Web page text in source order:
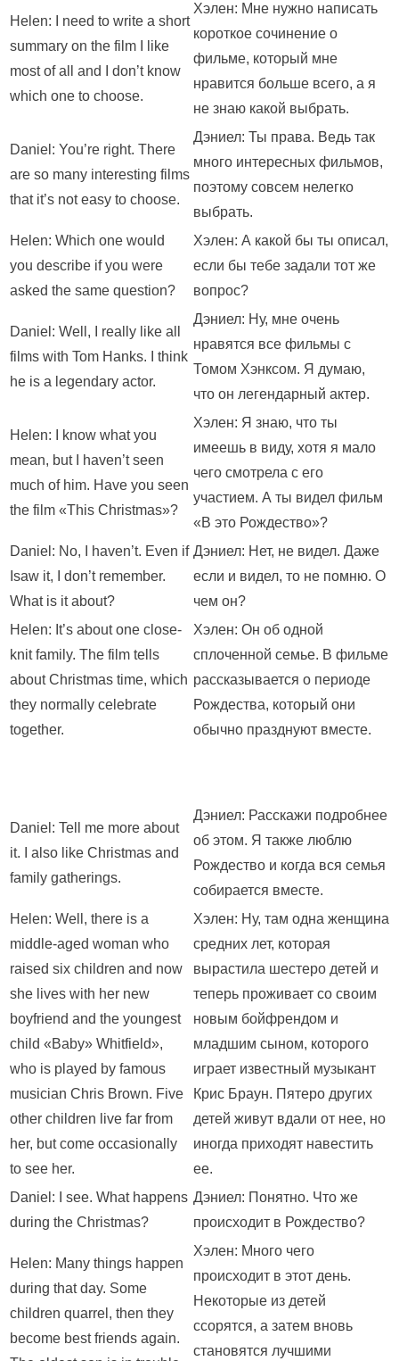
Helen: I need to write a short
summary on the film I like
most of all and I don’t know
which one to choose.
Хэлен: Мне нужно написать
короткое сочинение о
фильме, который мне
нравится больше всего, а я
не знаю какой выбрать.
Daniel: You’re right. There
are so many interesting films
that it’s not easy to choose.
Дэниел: Ты права. Ведь так
много интересных фильмов,
поэтому совсем нелегко
выбрать.
Helen: Which one would
you describe if you were
asked the same question?
Хэлен: А какой бы ты описал,
если бы тебе задали тот же
вопрос?
Daniel: Well, I really like all
films with Tom Hanks. I think
he is a legendary actor.
Дэниел: Ну, мне очень
нравятся все фильмы с
Томом Хэнксом. Я думаю,
что он легендарный актер.
Helen: I know what you
mean, but I haven’t seen
much of him. Have you seen
the film «This Christmas»?
Хэлен: Я знаю, что ты
имеешь в виду, хотя я мало
чего смотрела с его
участием. А ты видел фильм
«В это Рождество»?
Daniel: No, I haven’t. Even if
Isaw it, I don’t remember.
What is it about?
Дэниел: Нет, не видел. Даже
если и видел, то не помню. О
чем он?
Helen: It’s about one close-
knit family. The film tells
about Christmas time, which
they normally celebrate
together.
Хэлен: Он об одной
сплоченной семье. В фильме
рассказывается о периоде
Рождества, который они
обычно празднуют вместе.
Daniel: Tell me more about
it. I also like Christmas and
family gatherings.
Дэниел: Расскажи подробнее
об этом. Я также люблю
Рождество и когда вся семья
собирается вместе.
Helen: Well, there is a
middle-aged woman who
raised six children and now
she lives with her new
boyfriend and the youngest
child «Baby» Whitfield»,
who is played by famous
musician Chris Brown. Five
other children live far from
her, but come occasionally
to see her.
Хэлен: Ну, там одна женщина
средних лет, которая
вырастила шестеро детей и
теперь проживает со своим
новым бойфрендом и
младшим сыном, которого
играет известный музыкант
Крис Браун. Пятеро других
детей живут вдали от нее, но
иногда приходят навестить
ее.
Daniel: I see. What happens
during the Christmas?
Дэниел: Понятно. Что же
происходит в Рождество?
Helen: Many things happen
during that day. Some
children quarrel, then they
become best friends again.
Хэлен: Много чего
происходит в этот день.
Некоторые из детей
ссорятся, а затем вновь
становятся лучшими